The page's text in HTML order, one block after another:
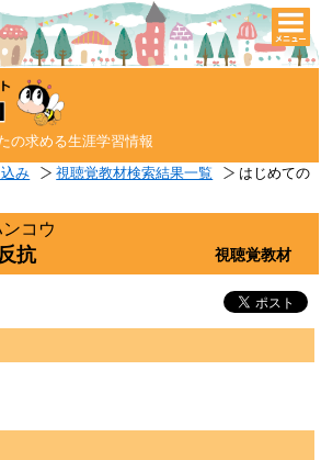
の求める生涯学習情報
み 視聴覚教材検索結果一覧
はじめての
コウ
抗 視聴覚教材